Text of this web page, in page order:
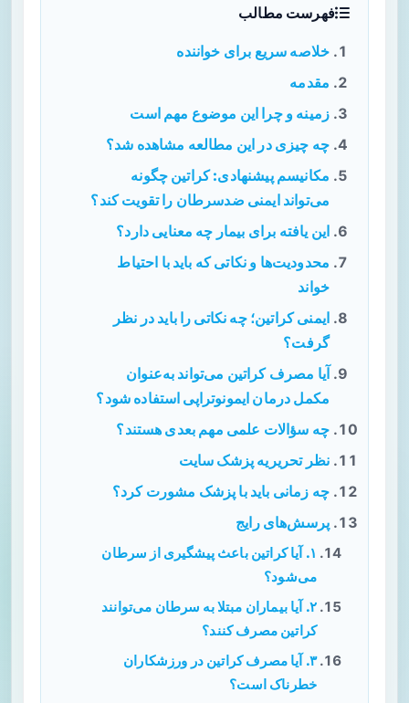
فهرست مطالب
خلاصه سریع برای خواننده
مقدمه
زمینه و چرا این موضوع مهم است
چه چیزی در این مطالعه مشاهده شد؟
مکانیسم پیشنهادی: کراتین چگونه
می‌تواند ایمنی ضدسرطان را تقویت کند؟
این یافته برای بیمار چه معنایی دارد؟
محدودیت‌ها و نکاتی که باید با احتیاط
خواند
ایمنی کراتین؛ چه نکاتی را باید در نظر
گرفت؟
آیا مصرف کراتین می‌تواند به‌عنوان
مکمل درمان ایمونوتراپی استفاده شود؟
چه سؤالات علمی مهم بعدی هستند؟
نظر تحریریه پزشک سایت
چه زمانی باید با پزشک مشورت کرد؟
پرسش‌های رایج
۱. آیا کراتین باعث پیشگیری از سرطان
می‌شود؟
۲. آیا بیماران مبتلا به سرطان می‌توانند
کراتین مصرف کنند؟
۳. آیا مصرف کراتین در ورزشکاران
خطرناک است؟